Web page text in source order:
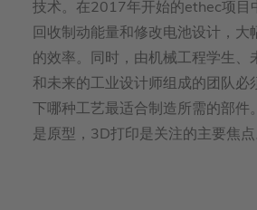
技术。在2017年开始的ethec项目
回收制动能量和修改电池设计，大
的效率。同时，由机械工程学生、
和未来的工业设计师组成的团队必
下哪种工艺最适合制造所需的部件
是原型，3D打印是关注的主要焦点